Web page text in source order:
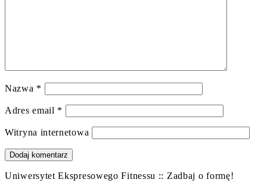
Nazwa *
Adres email *
Witryna internetowa
Uniwersytet Ekspresowego Fitnessu :: Zadbaj o formę!